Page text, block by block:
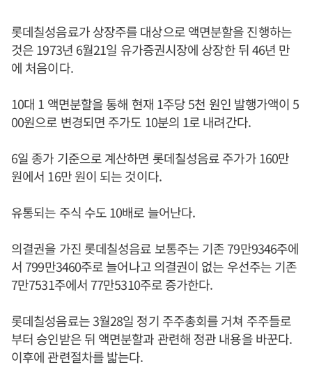
롯데칠성음료가 상장주를 대상으로 액면분할을 진행하는
것은 1973년 6월21일 유가증권시장에 상장한 뒤 46년 만
에 처음이다.
10대 1 액면분할을 통해 현재 1주당 5천 원인 발행가액이 5
00원으로 변경되면 주가도 10분의 1로 내려간다.
6일 종가 기준으로 계산하면 롯데칠성음료 주가가 160만
원에서 16만 원이 되는 것이다.
유통되는 주식 수도 10배로 늘어난다.
의결권을 가진 롯데칠성음료 보통주는 기존 79만9346주에
서 799만3460주로 늘어나고 의결권이 없는 우선주는 기존
7만7531주에서 77만5310주로 증가한다.
롯데칠성음료는 3월28일 정기 주주총회를 거쳐 주주들로
부터 승인받은 뒤 액면분할과 관련해 정관 내용을 바꾼다.
이후에 관련절차를 밟는다.